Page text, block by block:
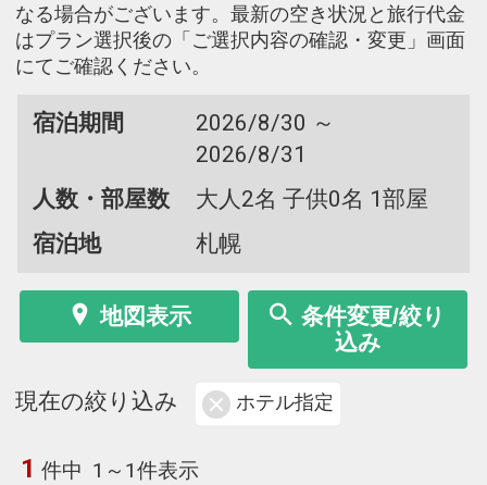
なる場合がございます。最新の空き状況と旅行代金
はプラン選択後の「ご選択内容の確認・変更」画面
にてご確認ください。
宿泊期間
2026/8/30 ～
2026/8/31
人数・部屋数
大人2名 子供0名 1部屋
宿泊地
札幌
地図表示
条件変更/絞り
込み
現在の絞り込み ホテル指定
1 件中 1～1件表示